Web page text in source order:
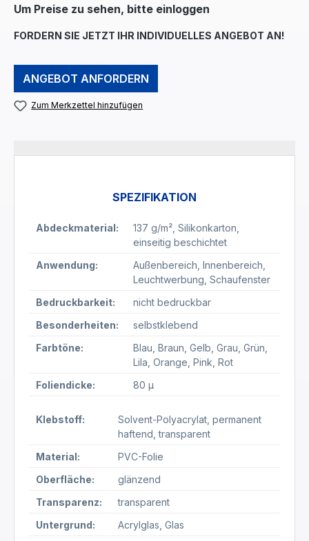
Um Preise zu sehen, bitte einloggen
FORDERN SIE JETZT IHR INDIVIDUELLES ANGEBOT AN!
ANGEBOT ANFORDERN
Zum Merkzettel hinzufügen
SPEZIFIKATION
Abdeckmaterial: 137 g/m² , Silikonkarton
einseitig beschichtet
Anwendung:
Außenbereich , Innenbereich
Leuchtwerbung , Schaufenster
Bedruckbarkeit:
nicht bedruckbar
Besonderheiten:
selbstklebend
Farbtöne:
Blau , Braun , Gelb , Grau , Grün
Lila , Orange , Pink , Rot
Foliendicke:
80 µ
Klebstoff: Solvent-Polyacrylat , permanent
haftend , transparent
Material:
PVC-Folie
Oberfläche:
glänzend
Transparenz:
transparent
Untergrund:
Acrylglas , Glas